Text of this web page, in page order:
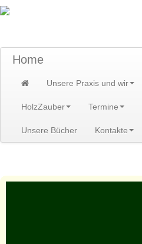
Home
Unsere Praxis und wir
HolzZauber Termine
Unsere Bücher Kontakte